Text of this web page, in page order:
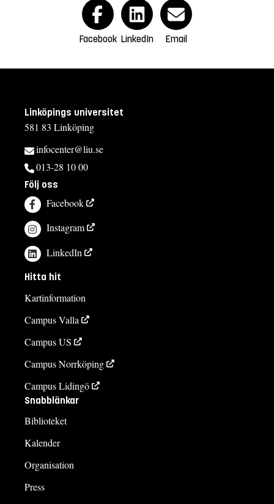
Facebook LinkedIn Email
Linköpings universitet
581 83 Linköping
infocenter@liu.se
013-28 10 00
Följ oss
Facebook
Instagram
LinkedIn
Hitta hit
Kartinformation
Campus Valla
Campus US
Campus Norrköping
Campus Lidingö
Snabblänkar
Biblioteket
Kalender
Organisation
Press